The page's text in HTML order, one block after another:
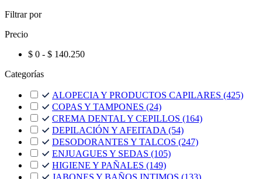
Filtrar por
Precio
$ 0 - $ 140.250
Categorías
ALOPECIA Y PRODUCTOS CAPILARES (425)
COPAS Y TAMPONES (24)
CREMA DENTAL Y CEPILLOS (164)
DEPILACIÓN Y AFEITADA (54)
DESODORANTES Y TALCOS (247)
ENJUAGUES Y SEDAS (105)
HIGIENE Y PAÑALES (149)
JABONES Y BAÑOS INTIMOS (133)